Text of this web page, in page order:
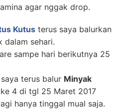
agar nggak drop.
Kutus terus saya balurkan
dalam sehari.
sampe hari berikutnya 25
terus balur Minyak
4 di tgl 25 Maret 2017
hanya tinggal mual saja.